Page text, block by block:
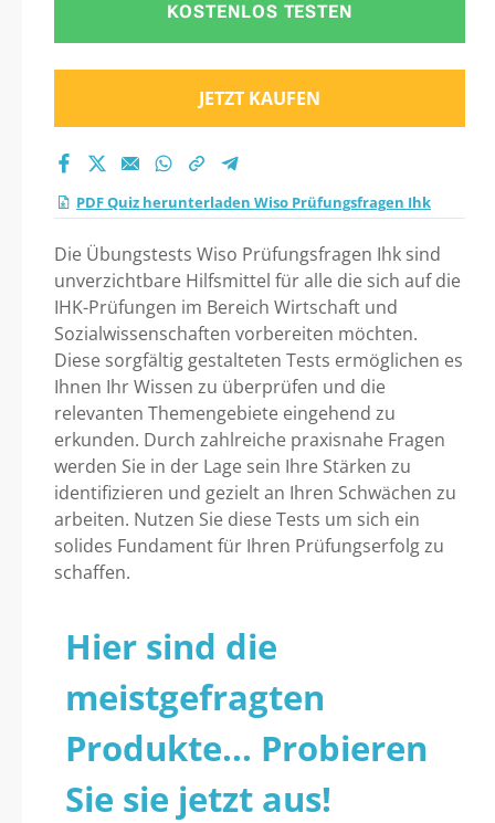
KOSTENLOS TESTEN
JETZT KAUFEN
PDF Quiz herunterladen Wiso Prüfungsfragen Ihk
Die Übungstests Wiso Prüfungsfragen Ihk sind
unverzichtbare Hilfsmittel für alle die sich auf die
IHK-Prüfungen im Bereich Wirtschaft und
Sozialwissenschaften vorbereiten möchten.
Diese sorgfältig gestalteten Tests ermöglichen es
Ihnen Ihr Wissen zu überprüfen und die
relevanten Themengebiete eingehend zu
erkunden. Durch zahlreiche praxisnahe Fragen
werden Sie in der Lage sein Ihre Stärken zu
identifizieren und gezielt an Ihren Schwächen zu
arbeiten. Nutzen Sie diese Tests um sich ein
solides Fundament für Ihren Prüfungserfolg zu
schaffen.
Hier sind die
meistgefragten
Produkte... Probieren
Sie sie jetzt aus!